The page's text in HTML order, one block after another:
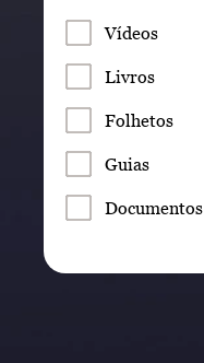
Vídeos
Livros
Folhetos
Guias
Documentos